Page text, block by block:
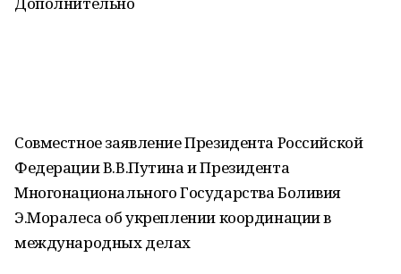
Совместное заявление Президента Российской
Федерации В.В.Путина и Президента
Многонационального Государства Боливия
Э.Моралеса об укреплении координации в
международных делах